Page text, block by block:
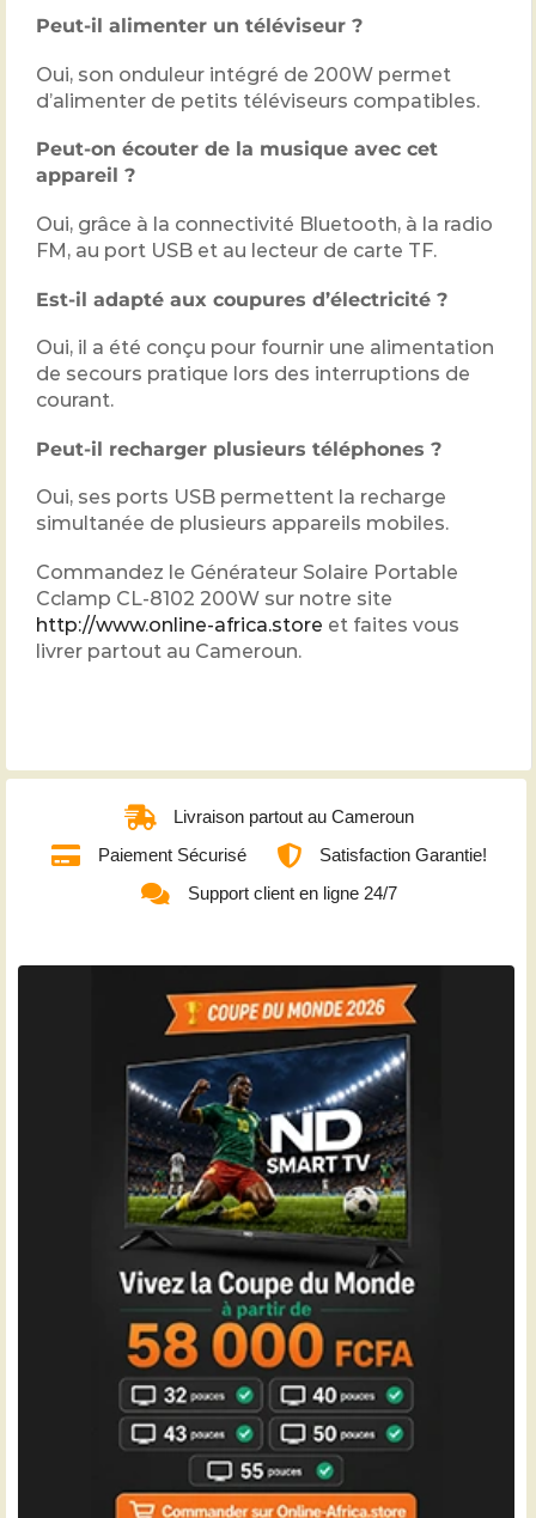
Peut-il alimenter un téléviseur ?
Oui, son onduleur intégré de 200W permet
d’alimenter de petits téléviseurs compatibles.
Peut-on écouter de la musique avec cet
appareil ?
Oui, grâce à la connectivité Bluetooth, à la radio
FM, au port USB et au lecteur de carte TF.
Est-il adapté aux coupures d’électricité ?
Oui, il a été conçu pour fournir une alimentation
de secours pratique lors des interruptions de
courant.
Peut-il recharger plusieurs téléphones ?
Oui, ses ports USB permettent la recharge
simultanée de plusieurs appareils mobiles.
Commandez le Générateur Solaire Portable
Cclamp CL-8102 200W sur notre site
http://www.online-africa.store et faites vous
livrer partout au Cameroun.
Livraison partout au Cameroun
Paiement Sécurisé
Satisfaction Garantie!
Support client en ligne 24/7